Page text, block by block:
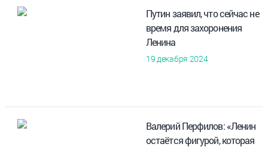
Путин заявил, что сейчас не
время для захоронения
Ленина
19 декабря 2024
Валерий Перфилов: «Ленин
остаётся фигурой, которая